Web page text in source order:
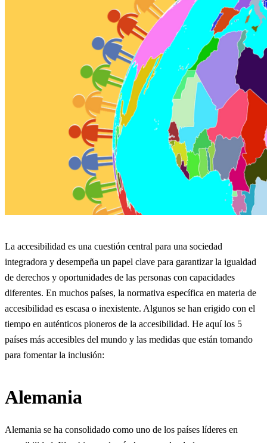
La accesibilidad es una cuestión central para una sociedad
integradora y desempeña un papel clave para garantizar la igualdad
de derechos y oportunidades de las personas con capacidades
diferentes. En muchos países, la normativa específica en materia de
accesibilidad es escasa o inexistente. Algunos se han erigido con el
tiempo en auténticos pioneros de la accesibilidad. He aquí los 5
países más accesibles del mundo y las medidas que están tomando
para fomentar la inclusión:
Alemania
Alemania se ha consolidado como uno de los países líderes en